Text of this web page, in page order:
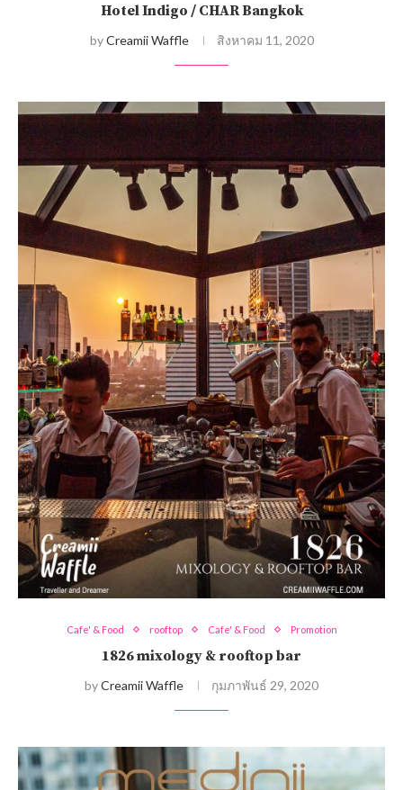
Hotel Indigo / CHAR Bangkok
byCreamii Waffle สิงหาคม 11, 2020
Cafe' & Food rooftop Cafe' & Food Promotion
1826 mixology & rooftop bar
byCreamii Waffle กุมภาพันธ์ 29, 2020